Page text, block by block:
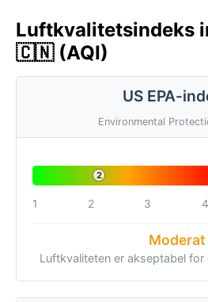
Luftkvalitetsindeks
🇨🇳 (AQI)
US EPA-
Environmental
2
1 2 3 4
Moderat
Luftkvaliteten er akseptabel